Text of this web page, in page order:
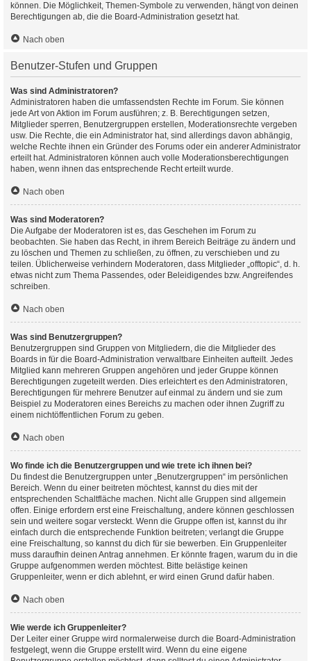
können. Die Möglichkeit, Themen-Symbole zu verwenden, hängt von deinen
Berechtigungen ab, die die Board-Administration gesetzt hat.
Nach oben
Benutzer-Stufen und Gruppen
Was sind Administratoren?
Administratoren haben die umfassendsten Rechte im Forum. Sie können
jede Art von Aktion im Forum ausführen; z. B. Berechtigungen setzen,
Mitglieder sperren, Benutzergruppen erstellen, Moderationsrechte vergeben
usw. Die Rechte, die ein Administrator hat, sind allerdings davon abhängig,
welche Rechte ihnen ein Gründer des Forums oder ein anderer Administrator
erteilt hat. Administratoren können auch volle Moderationsberechtigungen
haben, wenn ihnen das entsprechende Recht erteilt wurde.
Nach oben
Was sind Moderatoren?
Die Aufgabe der Moderatoren ist es, das Geschehen im Forum zu
beobachten. Sie haben das Recht, in ihrem Bereich Beiträge zu ändern und
zu löschen und Themen zu schließen, zu öffnen, zu verschieben und zu
teilen. Üblicherweise verhindern Moderatoren, dass Mitglieder „offtopic“, d. h.
etwas nicht zum Thema Passendes, oder Beleidigendes bzw. Angreifendes
schreiben.
Nach oben
Was sind Benutzergruppen?
Benutzergruppen sind Gruppen von Mitgliedern, die die Mitglieder des
Boards in für die Board-Administration verwaltbare Einheiten aufteilt. Jedes
Mitglied kann mehreren Gruppen angehören und jeder Gruppe können
Berechtigungen zugeteilt werden. Dies erleichtert es den Administratoren,
Berechtigungen für mehrere Benutzer auf einmal zu ändern und sie zum
Beispiel zu Moderatoren eines Bereichs zu machen oder ihnen Zugriff zu
einem nichtöffentlichen Forum zu geben.
Nach oben
Wo finde ich die Benutzergruppen und wie trete ich ihnen bei?
Du findest die Benutzergruppen unter „Benutzergruppen“ im persönlichen
Bereich. Wenn du einer beitreten möchtest, kannst du dies mit der
entsprechenden Schaltfläche machen. Nicht alle Gruppen sind allgemein
offen. Einige erfordern erst eine Freischaltung, andere können geschlossen
sein und weitere sogar versteckt. Wenn die Gruppe offen ist, kannst du ihr
einfach durch die entsprechende Funktion beitreten; verlangt die Gruppe
eine Freischaltung, so kannst du dich für sie bewerben. Ein Gruppenleiter
muss daraufhin deinen Antrag annehmen. Er könnte fragen, warum du in die
Gruppe aufgenommen werden möchtest. Bitte belästige keinen
Gruppenleiter, wenn er dich ablehnt, er wird einen Grund dafür haben.
Nach oben
Wie werde ich Gruppenleiter?
Der Leiter einer Gruppe wird normalerweise durch die Board-Administration
festgelegt, wenn die Gruppe erstellt wird. Wenn du eine eigene